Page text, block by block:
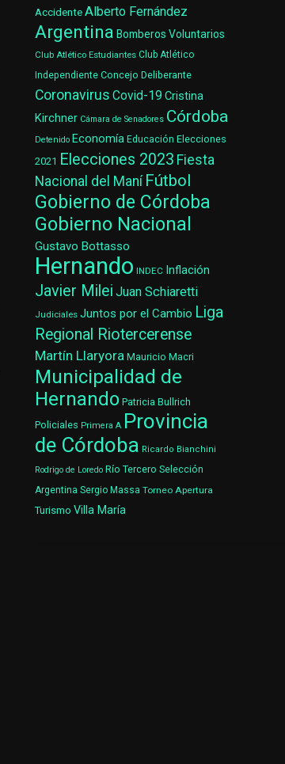
AccidenteAlberto Fernández
Argentina Bomberos Voluntarios
Club Atlético Estudiantes Club Atlético
Independiente Concejo Deliberante
Coronavirus Covid-19 Cristina
Kirchner Cámara de Senadores Córdoba
Detenido Economía Educación Elecciones
2021 Elecciones 2023 Fiesta
Nacional del Maní Fútbol
Gobierno de Córdoba
Gobierno Nacional
Gustavo Bottasso
Hernando INDEC Inflación
Javier Milei Juan Schiaretti
Judiciales Juntos por el Cambio Liga
Regional Riotercerense
Martín Llaryora Mauricio Macri
Municipalidad de
Hernando Patricia Bullrich
Policiales Primera A Provincia
de Córdoba Ricardo Bianchini
Rodrigo de Loredo Río Tercero Selección
Argentina Sergio Massa Torneo Apertura
Turismo Villa María